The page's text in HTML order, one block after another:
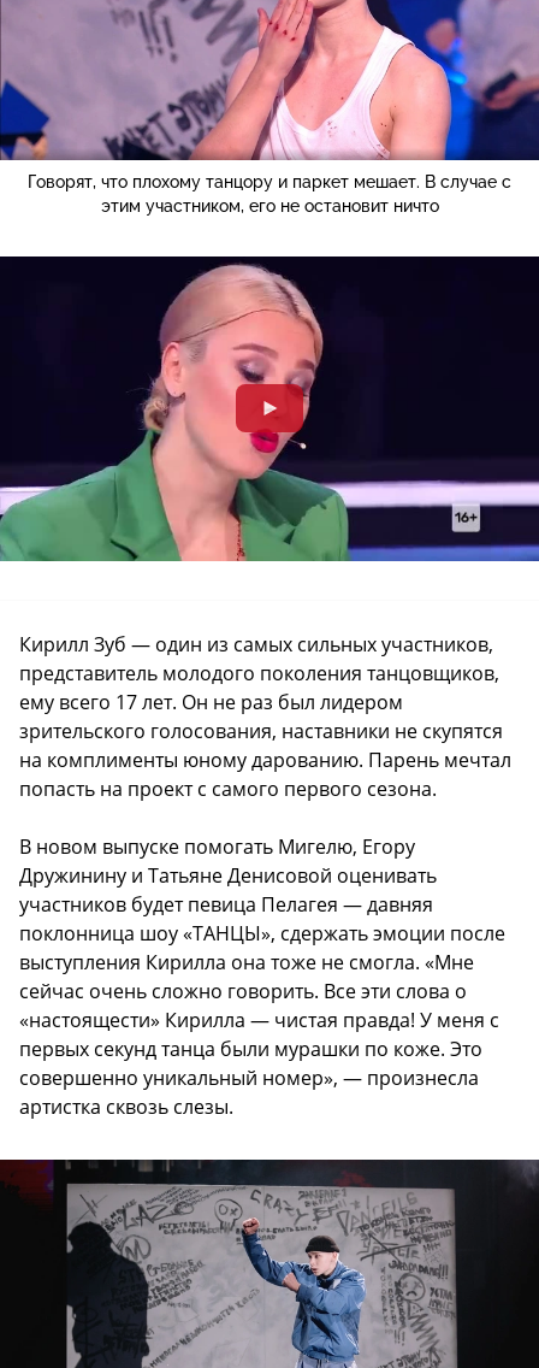
Говорят, что плохому танцору и паркет мешает. В случае с
этим участником, его не остановит ничто
Кирилл Зуб — один из самых сильных участников,
представитель молодого поколения танцовщиков,
ему всего 17 лет. Он не раз был лидером
зрительского голосования, наставники не скупятся
на комплименты юному дарованию. Парень мечтал
попасть на проект с самого первого сезона.
В новом выпуске помогать Мигелю, Егору
Дружинину и Татьяне Денисовой оценивать
участников будет певица Пелагея — давняя
поклонница шоу «ТАНЦЫ», сдержать эмоции после
выступления Кирилла она тоже не смогла. «Мне
сейчас очень сложно говорить. Все эти слова о
«настоящести» Кирилла — чистая правда! У меня с
первых секунд танца были мурашки по коже. Это
совершенно уникальный номер», — произнесла
артистка сквозь слезы.